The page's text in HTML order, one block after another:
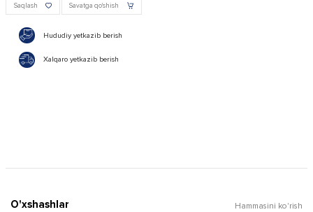
Saqlash Savatga qo'shish
Hududiy yetkazib berish
Xalqaro yetkazib berish
O'xshashlar Hammasini ko'rish